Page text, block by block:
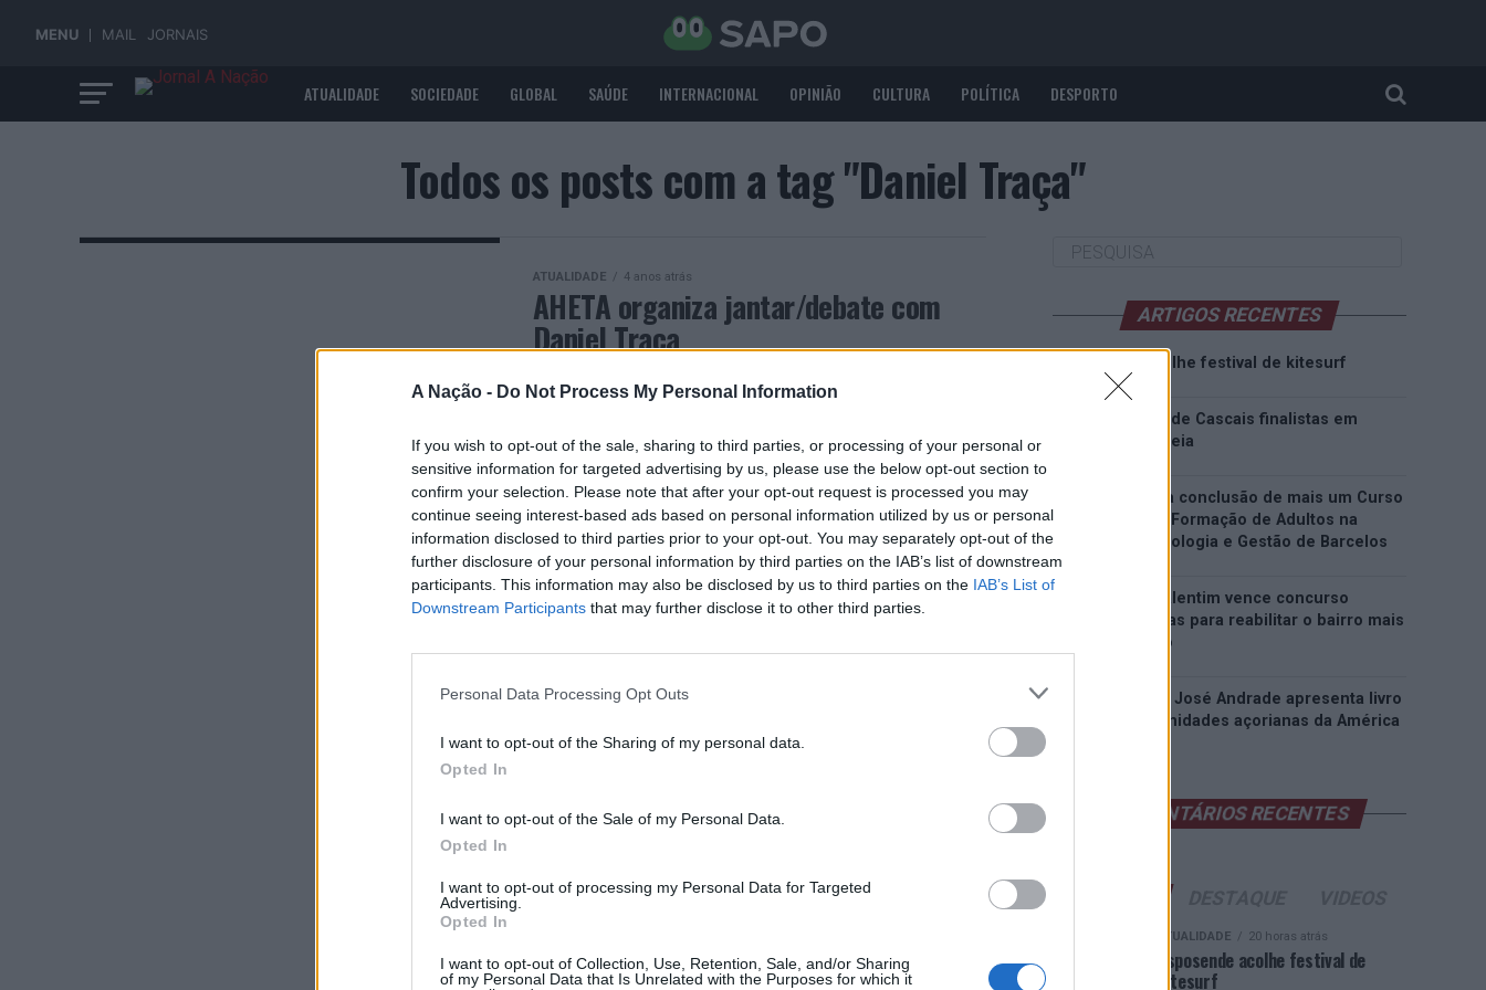
A Nação - Do Not Process My Personal Information
If you wish to opt-out of the sale, sharing to third parties, or processing of your personal or
sensitive information for targeted advertising by us, please use the below opt-out section to
confirm your selection. Please note that after your opt-out request is processed you may
continue seeing interest-based ads based on personal information utilized by us or personal
information disclosed to third parties prior to your opt-out. You may separately opt-out of the
further disclosure of your personal information by third parties on the IAB’s list of downstream
participants. This information may also be disclosed by us to third parties on the IAB’s List of
Downstream Participants that may further disclose it to other third parties.
Personal Data Processing Opt Outs
I want to opt-out of the Sharing of my personal data.
Opted In
I want to opt-out of the Sale of my Personal Data.
Opted In
I want to opt-out of processing my Personal Data for Targeted
Advertising.
Opted In
I want to opt-out of Collection, Use, Retention, Sale, and/or Sharing
of my Personal Data that Is Unrelated with the Purposes for which it
MENU MAIL JORNAIS
ATUALIDADE SOCIEDADE GLOBAL SAÚDE INTERNACIONAL OPINIÃO CULTURA POLÍTICA DESPORTO
Todos os posts com a tag "Daniel Traça"
ATUALIDADE 4 anos atrás
AHETA organiza jantar/debate com
Daniel Traça
A AHETA – Associação dos Hotéis e
Empreendimentos Turísticos do Algarve irá
um jantar debate com a presença...
ARTIGOS RECENTES
Esposende acolhe festival de kitesurf
Cinco projetos de Cascais finalistas em
iniciativa europeia
EMEC celebra a conclusão de mais um Curso
de Educação e Formação de Adultos na
Escola de Tecnologia e Gestão de Barcelos
Atelier Nuno Valentim vence concurso
público de ideias para reabilitar o bairro mais
antigo do Porto
Ponta Delgada: José Andrade apresenta livro
sobre as comunidades açorianas da América
COMENTÁRIOS RECENTES
ATUALIDADE 20 horas atrás
Esposende acolhe festival de
kitesurf